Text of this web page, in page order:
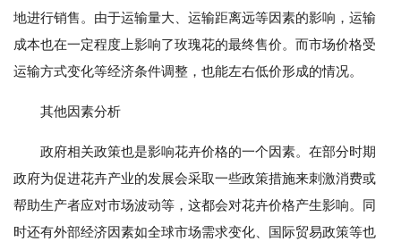
地进行销售。由于运输量大、运输距离远等因素的影响，运输
成本也在一定程度上影响了玫瑰花的最终售价。而市场价格受
运输方式变化等经济条件调整，也能左右低价形成的情况。
其他因素分析
政府相关政策也是影响花卉价格的一个因素。在部分时期
政府为促进花卉产业的发展会采取一些政策措施来刺激消费或
帮助生产者应对市场波动等，这都会对花卉价格产生影响。同
时还有外部经济因素如全球市场需求变化、国际贸易政策等也